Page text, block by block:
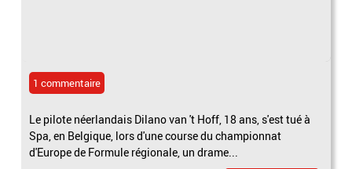
1 commentaire
Le pilote néerlandais Dilano van 't Hoff, 18 ans, s'est tué à
Spa, en Belgique, lors d'une course du championnat
d'Europe de Formule régionale, un drame...